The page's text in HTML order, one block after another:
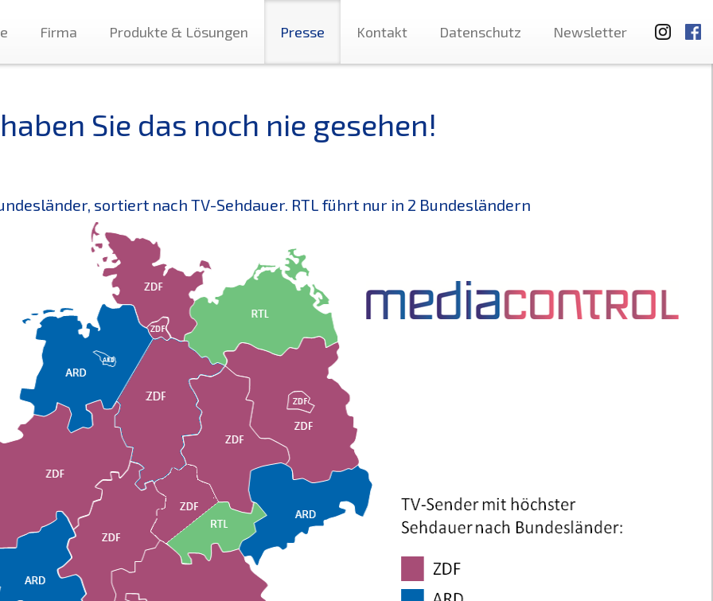
Firma Produkte & Lösungen Presse Kontakt Datenschutz Newsletter
Sie das noch nie gesehen!
sortiert nach TV-Sehdauer. RTL führt nur in 2 Bundesländern